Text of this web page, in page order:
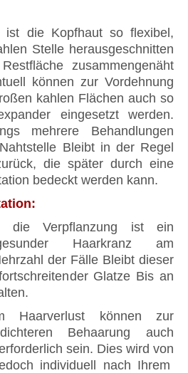
ist die Kopfhaut so flexibel,
Stelle herausgeschnitten
zusammengenäht
können zur Vordehnung
kahlen Flächen auch so
eingesetzt werden.
mehrere Behandlungen
Bleibt in der Regel
die später durch eine
bedeckt werden kann.
die Verpflanzung ist ein
Haarkranz am
der Fälle Bleibt dieser
Glatze Bis an
Haarverlust können zur
Behaarung auch
sein. Dies wird von
individuell nach Ihrem